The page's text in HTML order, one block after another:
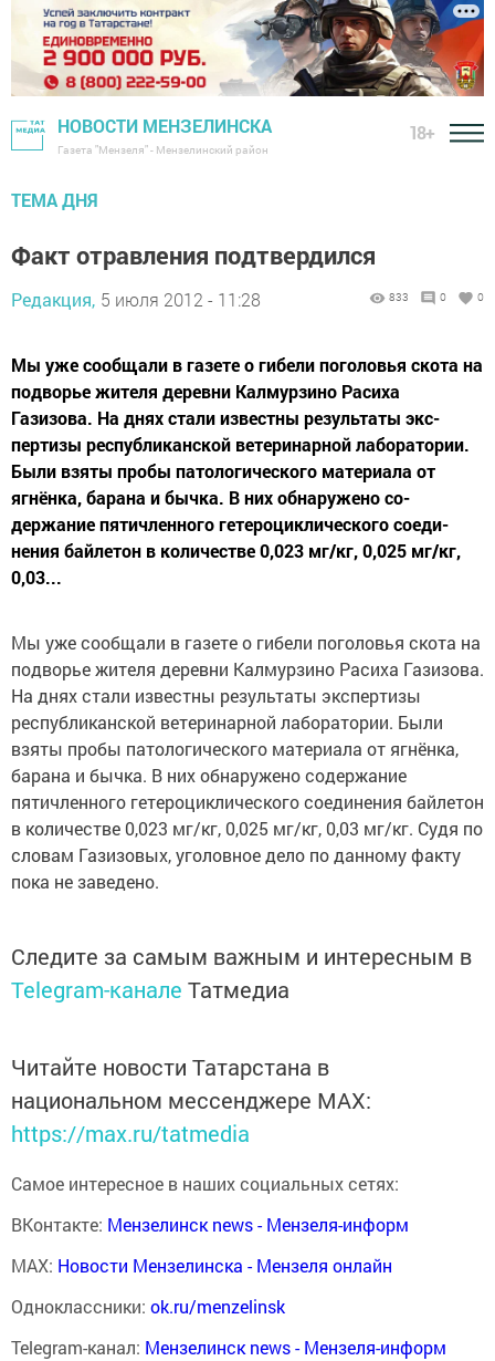
НОВОСТИ МЕНЗЕЛИНСКА
Газета "Мензеля" - Мензелинский район
18+
ТЕМА ДНЯ
Факт отравления подтвердился
Редакция, 5 июля 2012 - 11:28 833 0 0
Мы уже сообщали в газете о гибели поголовья ско­та на
подворье жителя деревни Калмурзино Расиха
Газизова. На днях стали известны результаты экс­
пертизы республиканской ветеринарной лаборато­рии.
Были взяты пробы патологического материала от
ягнёнка, барана и бычка. В них обнаружено со­
держание пятичленного гетероциклического соеди­
нения байлетон в количестве 0,023 мг/кг, 0,025 мг/кг,
0,03...
Мы уже сообщали в газете о гибели поголовья ско­та на
подворье жителя деревни Калмурзино Расиха Газизова.
На днях стали известны результаты экс­пертизы
республиканской ветеринарной лаборато­рии. Были
взяты пробы патологического материала от ягнёнка,
барана и бычка. В них обнаружено со­держание
пятичленного гетероциклического соеди­нения байлетон
в количестве 0,023 мг/кг, 0,025 мг/кг, 0,03 мг/кг. Судя по
словам Газизовых, уголовное дело по данному факту
пока не заведено.
Следите за самым важным и интересным в
Telegram-канале Татмедиа
Читайте новости Татарстана в
национальном мессенджере MАХ:
https://max.ru/tatmedia
Самое интересное в наших социальных сетях:
ВКонтакте: Мензелинск news - Мензеля-информ
MAX: Новости Мензелинска - Мензеля онлайн
Одноклассники: ok.ru/menzelinsk
Telegram-канал: Мензелинск news - Мензеля-информ